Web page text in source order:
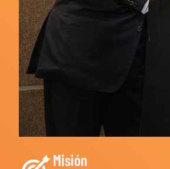
Misión